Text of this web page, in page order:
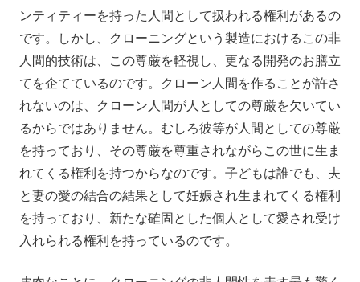
ンティティーを持った人間として扱われる権利があるの
です。しかし、クローニングという製造におけるこの非
人間的技術は、この尊厳を軽視し、更なる開発のお膳立
てを企てているのです。クローン人間を作ることが許さ
れないのは、クローン人間が人としての尊厳を欠いてい
るからではありません。むしろ彼等が人間としての尊厳
を持っており、その尊厳を尊重されながらこの世に生ま
れてくる権利を持つからなのです。子どもは誰でも、夫
と妻の愛の結合の結果として妊娠され生まれてくる権利
を持っており、新たな確固とした個人として愛され受け
入れられる権利を持っているのです。